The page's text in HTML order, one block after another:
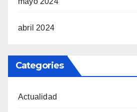
abril 2024
Categories
Actualidad